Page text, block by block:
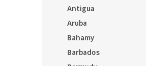
Antigua
Aruba
Bahamy
Barbados